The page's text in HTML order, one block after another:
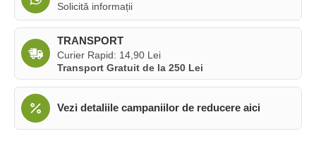
Solicită informații
TRANSPORT
Curier Rapid: 14,90 Lei
Transport Gratuit de la 250 Lei
Vezi detaliile campaniilor de reducere aici